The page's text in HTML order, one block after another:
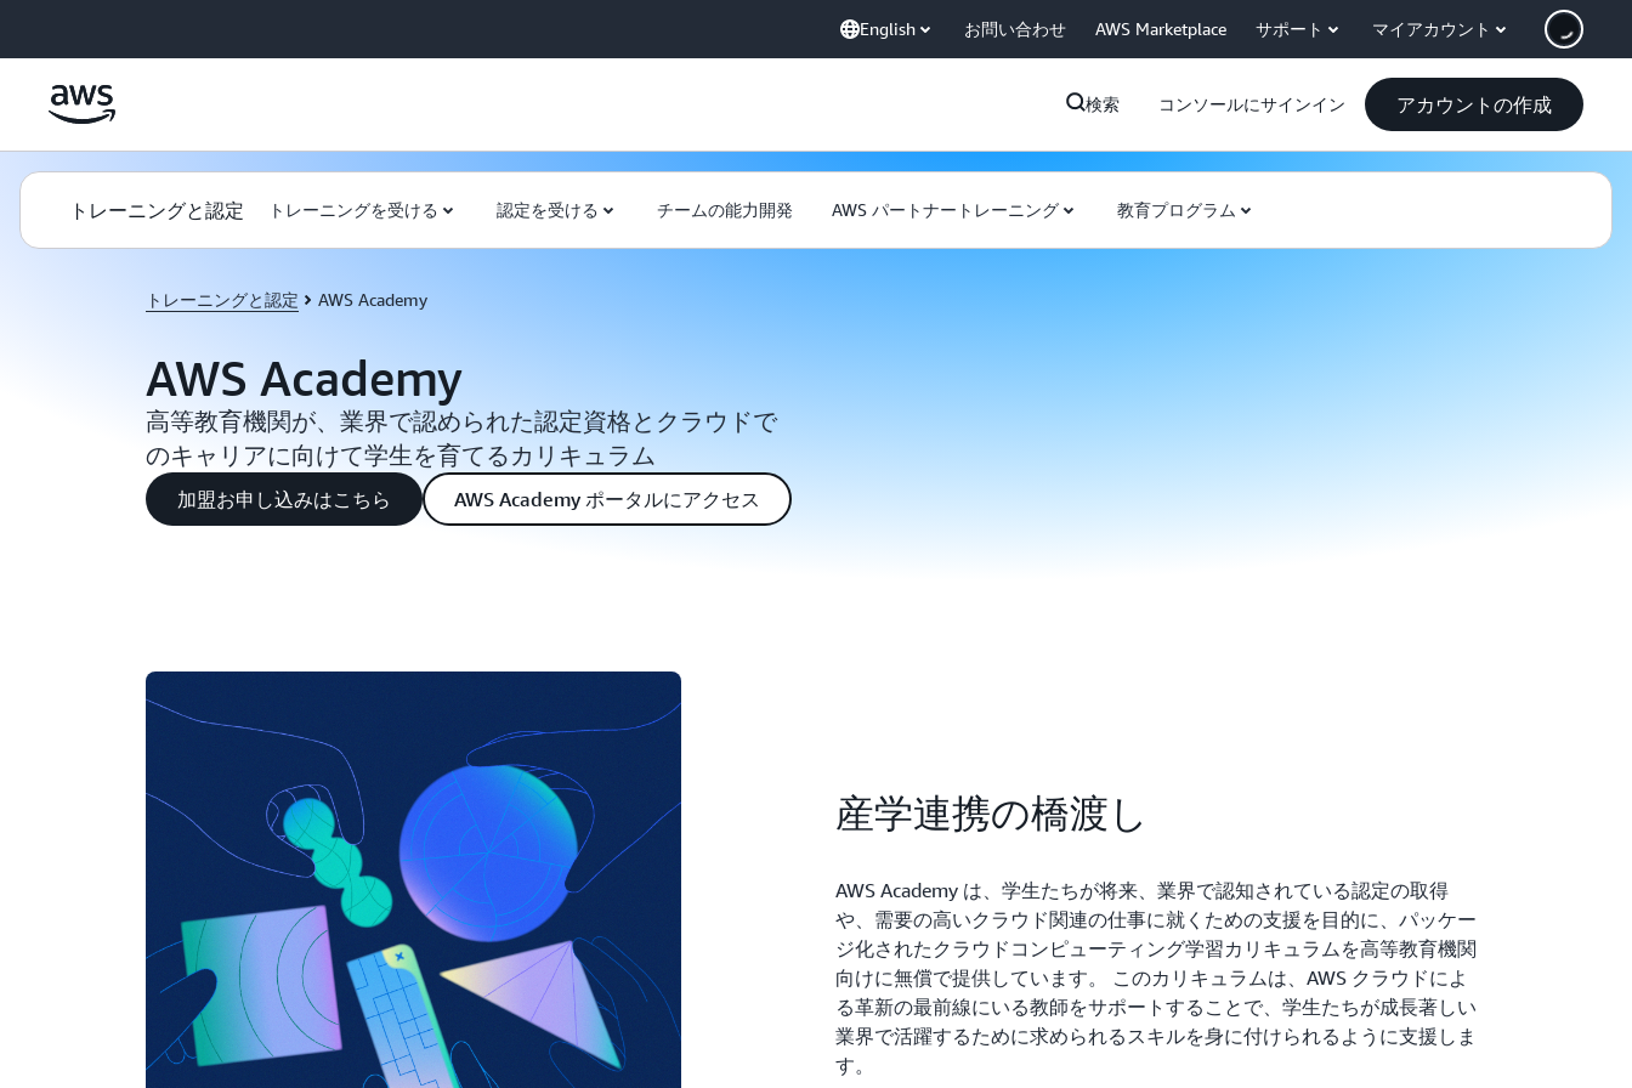
English お問い合わせ AWS Marketplace サポート マイアカウント
検索 コンソールにサインイン アカウントの作成
トレーニングと認定 トレーニングを受ける 認定を受ける チームの能力開発 AWS パートナートレーニング 教育プログラム
トレーニングと認定 AWS Academy
AWS Academy
高等教育機関が、業界で認められた認定資格とクラウドで
のキャリアに向けて学生を育てるカリキュラム
加盟お申し込みはこちら AWS Academy ポータルにアクセス
産学連携の橋渡し
AWS Academy は、学生たちが将来、業界で認知されている認定の取得
や、需要の高いクラウド関連の仕事に就くための支援を目的に、パッケー
ジ化されたクラウドコンピューティング学習カリキュラムを高等教育機関
向けに無償で提供しています。 このカリキュラムは、AWS クラウドによ
る革新の最前線にいる教師をサポートすることで、学生たちが成長著しい
業界で活躍するために求められるスキルを身に付けられるように支援しま
す。